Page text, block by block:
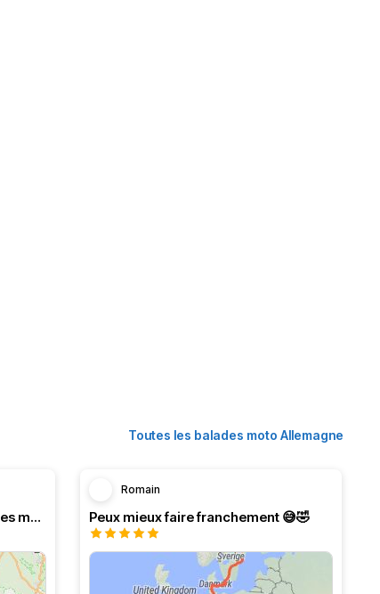
Toutes les balades moto Allemagne
Nationalpark Eifel, au paradis des motards
Romain
Peux mieux faire franchement 😅🤣